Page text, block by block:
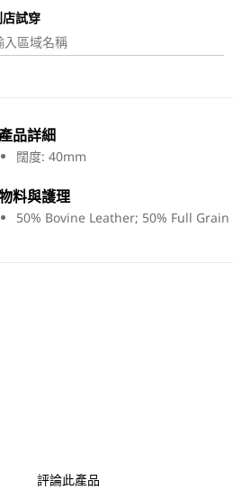
帶
|
男
量
減
男
店試穿​
產品詳細​
闊度: 40mm
料與護理​
50% Bovine Leather; 50% Full
評論此產品